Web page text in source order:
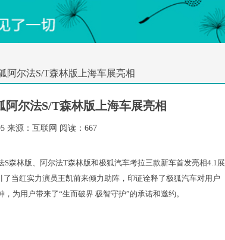
阿尔法S/T森林版上海车展亮相
阿尔法S/T森林版上海车展亮相
来源：互联网 阅读：667
森林版、阿尔法T森林版和极狐汽车考拉三款新车首发亮相4.1展
当红实力演员王凯前来倾力助阵，印证诠释了极狐汽车对用户
为用户带来了“生而破界 极智守护”的承诺和邀约。